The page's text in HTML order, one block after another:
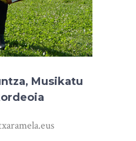
Musikatu